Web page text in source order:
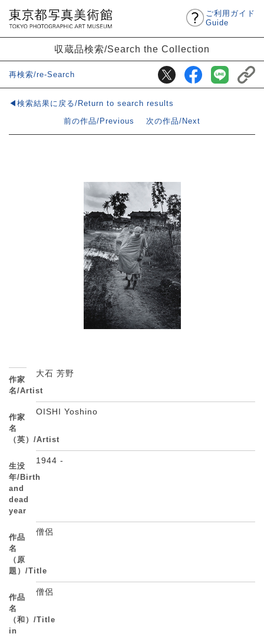
ご利用ガイド
Guide
収蔵品検索/Search the Collection
再検索/re-Search
◀検索結果に戻る/Return to search results
前の作品/Previous
次の作品/Next
作家
名/Artist
大石 芳野
作家
名
（英）/Artist
OISHI Yoshino
生没
年/Birth
and
dead
year
1944 -
作品
名
（原
題）/Title
僧侶
作品
名
（和）/Title
in
僧侶